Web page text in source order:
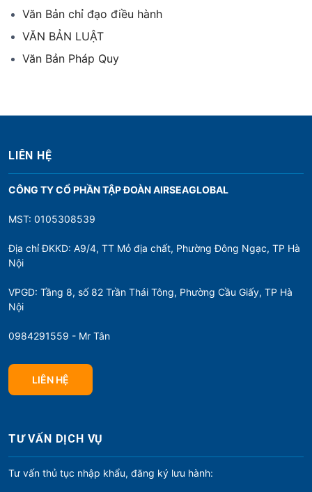
Văn Bản chỉ đạo điều hành
VĂN BẢN LUẬT
Văn Bản Pháp Quy
LIÊN HỆ
CÔNG TY CỔ PHẦN TẬP ĐOÀN AIRSEAGLOBAL
MST: 0105308539
Địa chỉ ĐKKD: A9/4, TT Mỏ địa chất, Phường Đông Ngạc, TP Hà
Nội
VPGD: Tầng 8, số 82 Trần Thái Tông, Phường Cầu Giấy, TP Hà
Nội
0984291559 - Mr Tân
LIÊN HỆ
TƯ VẤN DỊCH VỤ
Tư vấn thủ tục nhập khẩu, đăng ký lưu hành: